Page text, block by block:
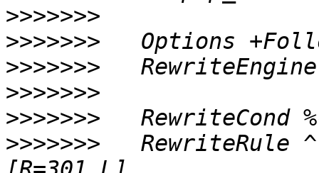
>>>>>>>
>>>>>>>
>>>>>>>
>>>>>>>
>>>>>>>
>>>>>>> RewriteRule